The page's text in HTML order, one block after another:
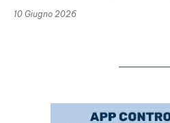
10 Giugno 2026